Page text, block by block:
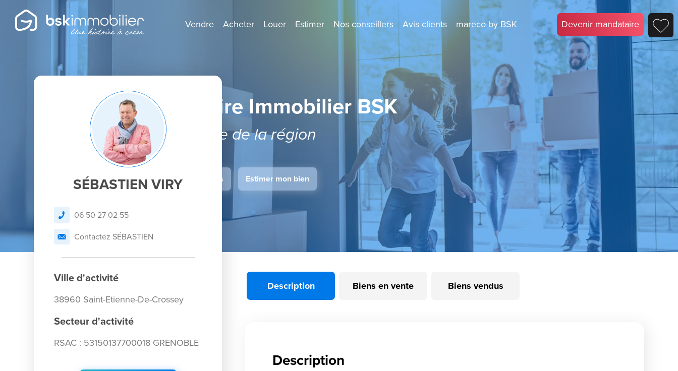
Vendre Acheter Louer Estimer Nos conseillers Avis clients mareco by BSK Devenir mandataire
Agent Mandataire Immobilier BSK
Spécialiste de la région
Je dépose un avis Estimer mon bien
SÉBASTIEN VIRY
06 50 27 02 55
Contactez SÉBASTIEN
Ville d'activité
38960 Saint-Etienne-De-Crossey
Secteur d'activité
RSAC : 53150137700018 GRENOBLE
Description Biens en vente Biens vendus
Description